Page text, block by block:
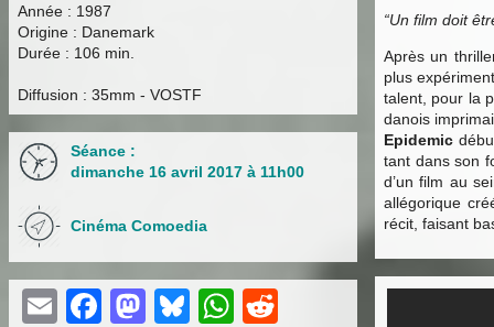
Année : 1987
Origine : Danemark
Durée : 106 min.
Diffusion : 35mm - VOSTF
Séance :
dimanche 16 avril 2017 à 11h00
Cinéma Comoedia
EmailFacebook
Mastodon
Bluesky
WhatsApp
“Un film doit
Après un
plus
talent, pour la
danois
Epidemic
tant dans son
d’un film au
allégorique
récit, faisant